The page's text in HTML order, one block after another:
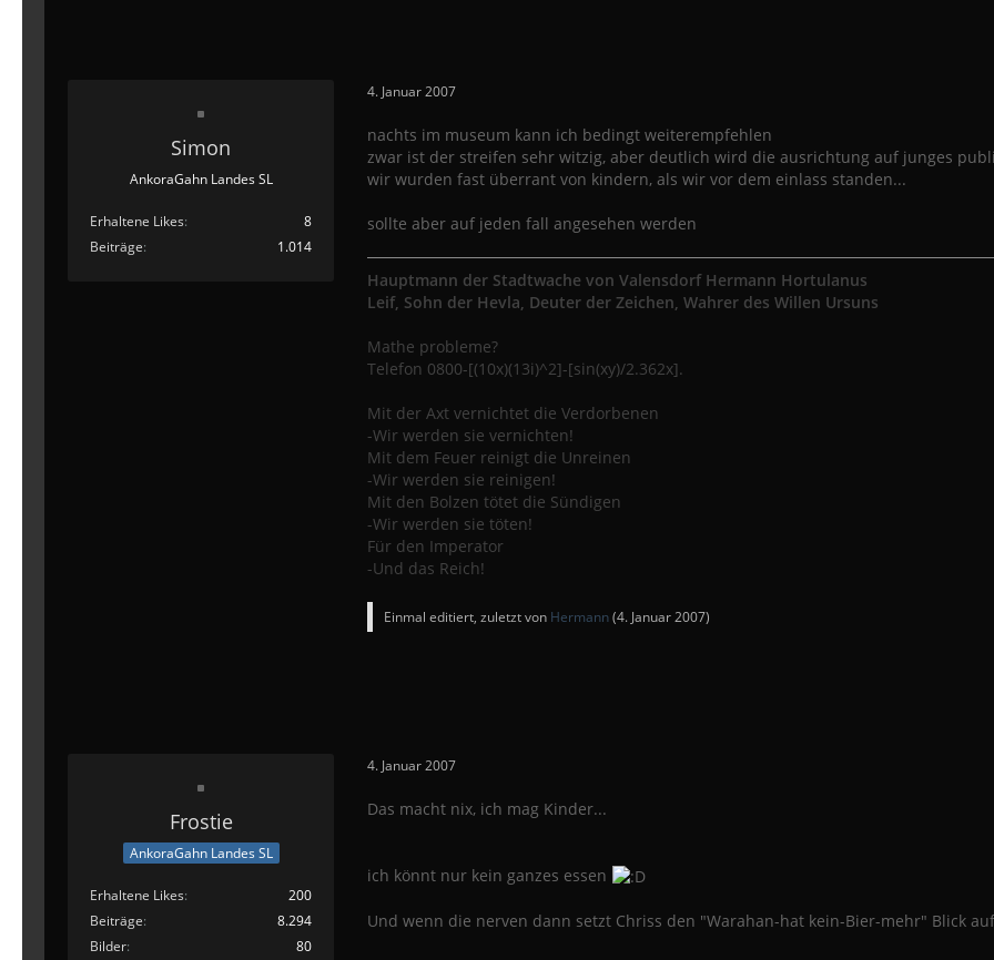
Simon
AnkoraGahn Landes SL
Erhaltene Likes
8
Beiträge
1.014
4. Januar 2007
nachts im museum kann ich bedingt weiterempfehlen
zwar ist der streifen sehr witzig, aber deutlich wird die ausrichtung auf junges
wir wurden fast überrant von kindern, als wir vor dem einlass standen...
sollte aber auf jeden fall angesehen werden
Hauptmann der Stadtwache von Valensdorf Hermann Hortulanus
Leif, Sohn der Hevla, Deuter der Zeichen, Wahrer des Willen Ursuns
Mathe probleme?
Telefon 0800-[(10x)(13i)^2]-[sin(xy)/2.362x].
Mit der Axt vernichtet die Verdorbenen
-Wir werden sie vernichten!
Mit dem Feuer reinigt die Unreinen
-Wir werden sie reinigen!
Mit den Bolzen tötet die Sündigen
-Wir werden sie töten!
Für den Imperator
-Und das Reich!
Einmal editiert, zuletzt von Hermann(4. Januar 2007)
Frostie
AnkoraGahn Landes SL
Erhaltene Likes
200
Beiträge
8.294
Bilder
80
4. Januar 2007
Das macht nix, ich mag Kinder...
ich könnt nur kein ganzes essen
Und wenn die nerven dann setzt Chriss den "Warahan-hat kein-Bier-mehr" Blick